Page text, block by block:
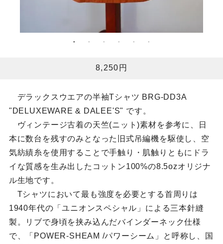
8,250円
デラックスウエアの半袖Tシャツ BRG-DD3A
"DELUXEWARE & DALEE'S" です。
ヴィンテージ古着の天竺(ニット)素材を参考に、日
本に数台を残すのみとなった旧式吊編機を駆使し、空
気紡績糸を使用することで手触り・肌触りともにドラ
イな質感を生み出したコットン100%の8.5ozオリジナ
ル生地です。
Tシャツにおいて最も強度を必要とする首周りは
1940年代の「ユニオンスペシャル」による三本針縫
製。リブで身頃を挟み込んだバインダーネック仕様
で、「POWER-SHEAM /パワーシーム」と呼称し、国